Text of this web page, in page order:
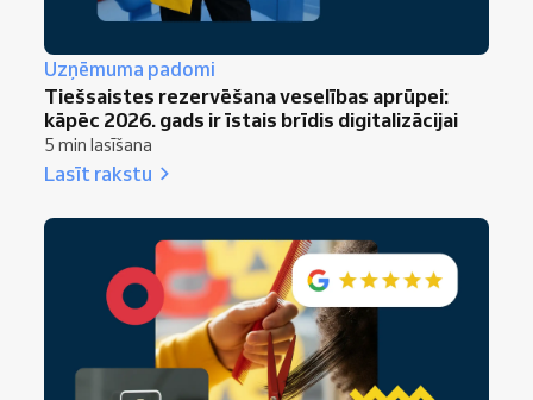
Uzņēmuma padomi
Tiešsaistes rezervēšana veselības aprūpei:
kāpēc 2026. gads ir īstais brīdis digitalizācijai
5 min lasīšana
Lasīt rakstu